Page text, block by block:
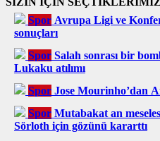
Spor Avrupa Ligi ve
sonuçları
Spor Salah sonrası bir
Lukaku atılımı
Spor Jose Mourinho’dan
Spor Mutabakat an
Sörloth için gözünü kararttı